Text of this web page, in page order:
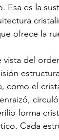
Esa es la
ofrece la
del
como el
forma
Cada